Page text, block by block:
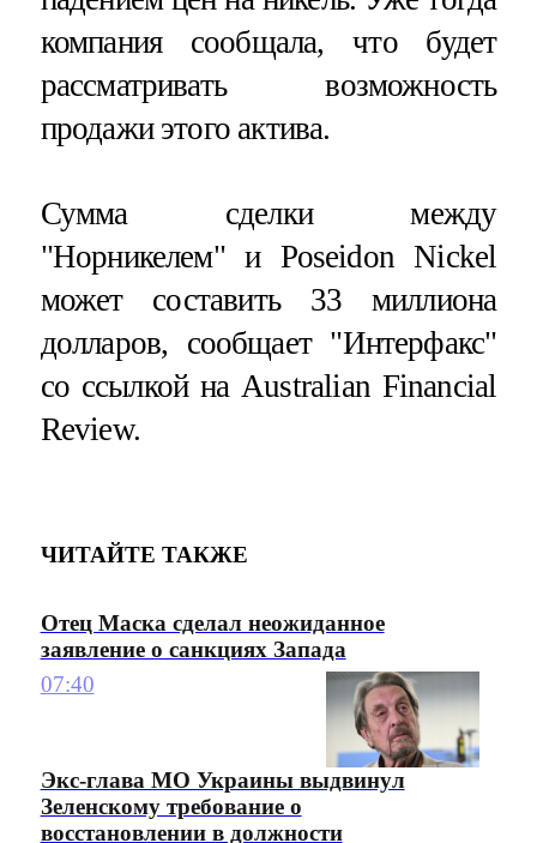
компания сообщала, что будет
рассматривать возможность
продажи этого актива.
Сумма сделки между
"Норникелем" и Poseidon Nickel
может составить 33 миллиона
долларов, сообщает "Интерфакс"
со ссылкой на Australian Financial
Review.
ЧИТАЙТЕ ТАКЖЕ
Отец Маска сделал неожиданное
заявление о санкциях Запада
07:40
Экс-глава МО Украины выдвинул
Зеленскому требование о
восстановлении в должности